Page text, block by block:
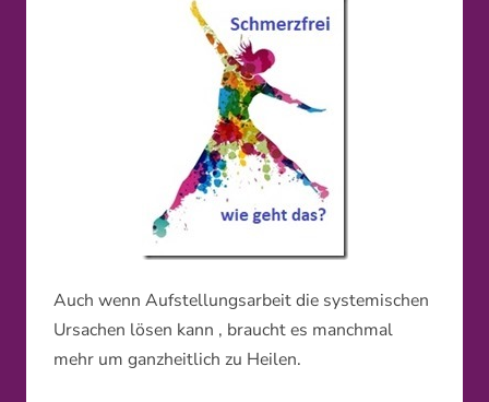
Auch wenn Aufstellungsarbeit die systemischen
Ursachen lösen kann , braucht es manchmal
mehr um ganzheitlich zu Heilen.